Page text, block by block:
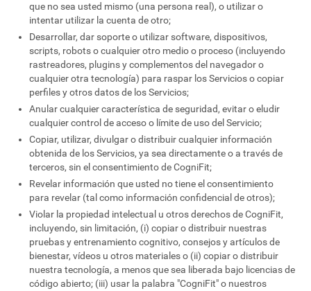
que no sea usted mismo (una persona real), o utilizar o
intentar utilizar la cuenta de otro;
Desarrollar, dar soporte o utilizar software, dispositivos,
scripts, robots o cualquier otro medio o proceso (incluyendo
rastreadores, plugins y complementos del navegador o
cualquier otra tecnología) para raspar los Servicios o copiar
perfiles y otros datos de los Servicios;
Anular cualquier característica de seguridad, evitar o eludir
cualquier control de acceso o límite de uso del Servicio;
Copiar, utilizar, divulgar o distribuir cualquier información
obtenida de los Servicios, ya sea directamente o a través de
terceros, sin el consentimiento de CogniFit;
Revelar información que usted no tiene el consentimiento
para revelar (tal como información confidencial de otros);
Violar la propiedad intelectual u otros derechos de CogniFit,
incluyendo, sin limitación, (i) copiar o distribuir nuestras
pruebas y entrenamiento cognitivo, consejos y artículos de
bienestar, vídeos u otros materiales o (ii) copiar o distribuir
nuestra tecnología, a menos que sea liberada bajo licencias de
código abierto; (iii) usar la palabra "CogniFit" o nuestros